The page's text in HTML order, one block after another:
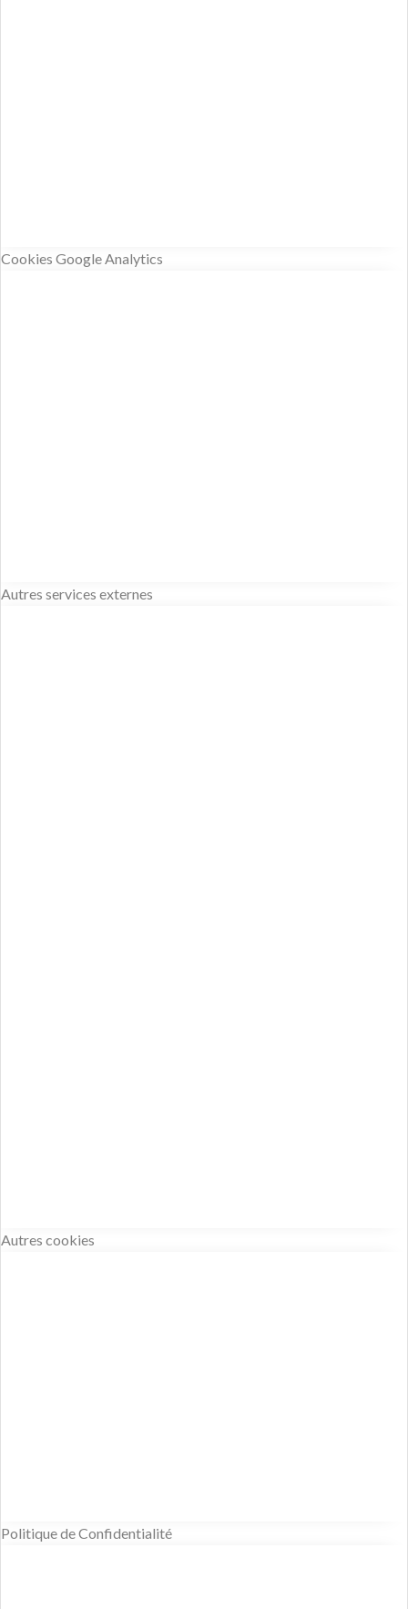
Cookies Google Analytics
Autres services externes
Autres cookies
Politique de Confidentialité